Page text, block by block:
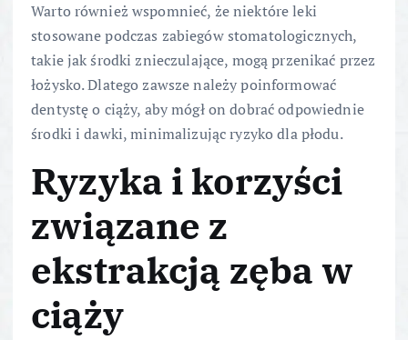
Warto również wspomnieć, że niektóre leki
stosowane podczas zabiegów stomatologicznych,
takie jak środki znieczulające, mogą przenikać przez
łożysko. Dlatego zawsze należy poinformować
dentystę o ciąży, aby mógł on dobrać odpowiednie
środki i dawki, minimalizując ryzyko dla płodu.
Ryzyka i korzyści
związane z
ekstrakcją zęba w
ciąży